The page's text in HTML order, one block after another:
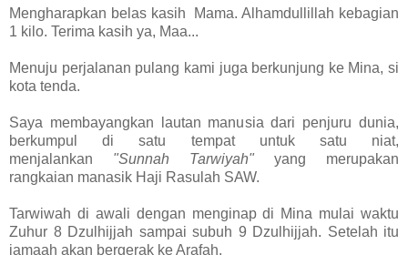
Mengharapkan belas kasih Mama. Alhamdullillah kebagian
1 kilo. Terima kasih ya, Maa...
Menuju perjalanan pulang kami juga berkunjung ke Mina, si
kota tenda.
Saya membayangkan lautan manusia dari penjuru dunia,
berkumpul di satu tempat untuk satu niat,
menjalankan "Sunnah Tarwiyah" yang merupakan
rangkaian manasik Haji Rasulah SAW.
Tarwiwah di awali dengan menginap di Mina mulai waktu
Zuhur 8 Dzulhijjah sampai subuh 9 Dzulhijjah. Setelah itu
jamaah akan bergerak ke Arafah.